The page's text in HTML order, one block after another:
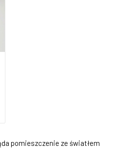
pomieszczenie ze światłem